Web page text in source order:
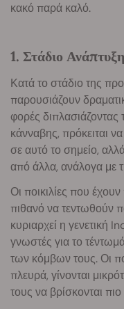
κακό παρά καλό.
1. Στάδιο
Κατά το στάδιο της
παρουσιάζουν
φορές
κάνναβης, πρόκειται
σε αυτό το σημείο,
από άλλα, ανάλογα με
Οι ποικιλίες που
πιθανό να τεντωθούν
κυριαρχεί η γενετική
γνωστές για το
των κόμβων τους. Οι
πλευρά, γίνονται
τους να βρίσκονται